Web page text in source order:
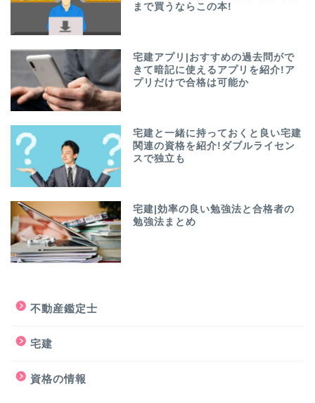
まで買うならこの本!
宅建アプリ|おすすめの過去問がで
きて暗記に使えるアプリを紹介!ア
プリだけで合格は可能か
宅建と一緒に持っておくと良い宅建
関連の資格を紹介!ダブルライセン
スで独立も
宅建|効率の良い勉強法と合格者の
勉強法まとめ
不動産鑑定士
宅建
資格の情報